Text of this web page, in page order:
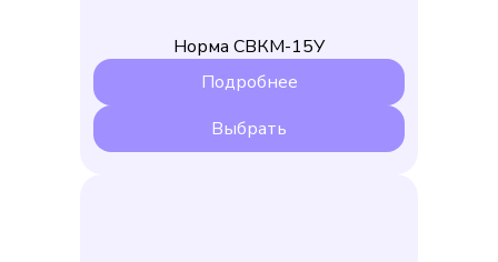
Норма СВКМ-15У
Подробнее
Выбрать